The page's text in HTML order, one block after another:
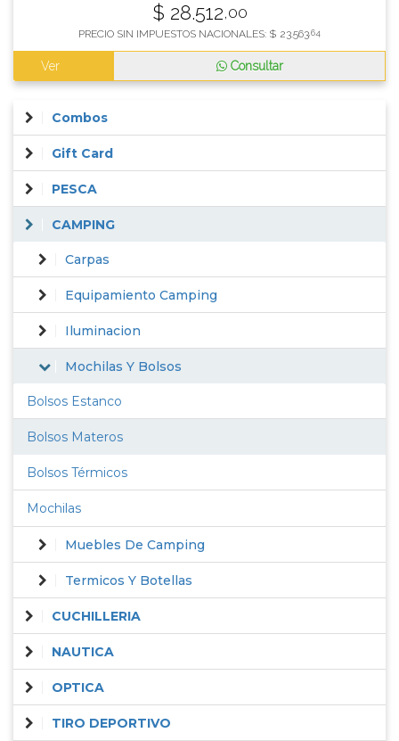
$ 28.512,00
PRECIO SIN IMPUESTOS NACIONALES: $ 23.563,64
Ver Consultar
Combos
Gift Card
PESCA
CAMPING
Carpas
Equipamiento Camping
Iluminacion
Mochilas Y Bolsos
Bolsos Estanco
Bolsos Materos
Bolsos Térmicos
Mochilas
Muebles De Camping
Termicos Y Botellas
CUCHILLERIA
NAUTICA
OPTICA
TIRO DEPORTIVO